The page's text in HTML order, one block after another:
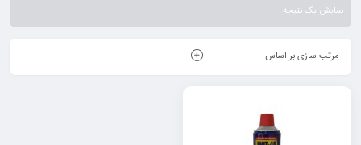
نمایش یک نتیجه
مرتب سازی بر اساس